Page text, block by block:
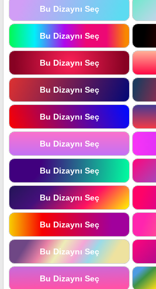
Bu Dizaynı Seç
Bu Dizaynı Seç
Bu Dizaynı Seç
Bu Dizaynı Seç
Bu Dizaynı Seç
Bu Dizaynı Seç
Bu Dizaynı Seç
Bu Dizaynı Seç
Bu Dizaynı Seç
Bu Dizaynı Seç
Bu Dizaynı Seç